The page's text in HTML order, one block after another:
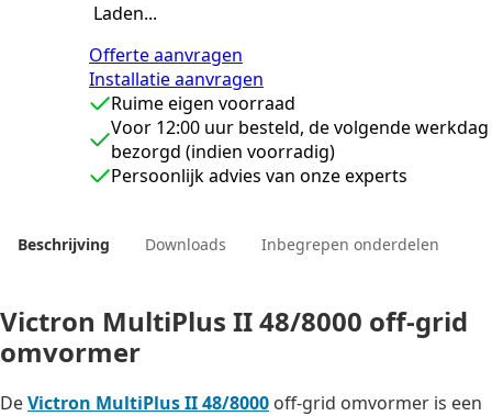
Laden...
Offerte aanvragen
Installatie aanvragen
Ruime eigen voorraad
Voor 12:00 uur besteld, de volgende werkdag
bezorgd (indien voorradig)
Persoonlijk advies van onze experts
Beschrijving Downloads Inbegrepen onderdelen
Victron MultiPlus II 48/8000 off-grid
omvormer
DeVictron MultiPlus II 48/8000 off-grid omvormer is een